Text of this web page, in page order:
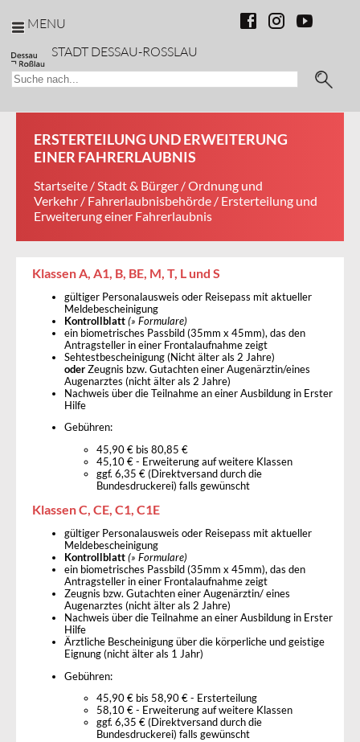
MENU
STADT DESSAU-ROSSLAU
ERSTERTEILUNG UND ERWEITERUNG
EINER FAHRERLAUBNIS
Startseite /Stadt & Bürger /Ordnung und
Verkehr / Fahrerlaubnisbehörde / Ersterteilung und
Erweiterung einer Fahrerlaubnis
Klassen A, A1, B, BE, M, T, L und S
gültiger Personalausweis oder Reisepass mit aktueller
Meldebescheinigung
Kontrollblatt (» Formulare)
ein biometrisches Passbild (35mm x 45mm), das den
Antragsteller in einer Frontalaufnahme zeigt
Sehtestbescheinigung (Nicht älter als 2 Jahre)
oder Zeugnis bzw. Gutachten einer Augenärztin/eines
Augenarztes (nicht älter als 2 Jahre)
Nachweis über die Teilnahme an einer Ausbildung in Erster
Hilfe
Gebühren:
45,90 € bis 80,85 €
45,10 € - Erweiterung auf weitere Klassen
ggf. 6,35 € (Direktversand durch die
Bundesdruckerei) falls gewünscht
Klassen C, CE, C1, C1E
gültiger Personalausweis oder Reisepass mit aktueller
Meldebescheinigung
Kontrollblatt (» Formulare)
ein biometrisches Passbild (35mm x 45mm), das den
Antragsteller in einer Frontalaufnahme zeigt
Zeugnis bzw. Gutachten einer Augenärztin/ eines
Augenarztes (nicht älter als 2 Jahre)
Nachweis über die Teilnahme an einer Ausbildung in Erster
Hilfe
Ärztliche Bescheinigung über die körperliche und geistige
Eignung (nicht älter als 1 Jahr)
Gebühren:
45,90 € bis 58,90 € - Ersterteilung
58,10 € - Erweiterung auf weitere Klassen
ggf. 6,35 € (Direktversand durch die
Bundesdruckerei) falls gewünscht